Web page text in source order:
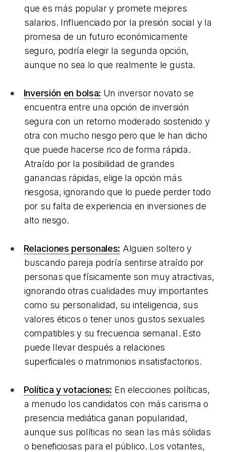
que es más popular y promete mejores
salarios. Influenciado por la presión social y la
promesa de un futuro económicamente
seguro, podría elegir la segunda opción,
aunque no sea lo que realmente le gusta.
Inversión en bolsa: Un inversor novato se
encuentra entre una opción de inversión
segura con un retorno moderado sostenido y
otra con mucho riesgo pero que le han dicho
que puede hacerse rico de forma rápida.
Atraído por la posibilidad de grandes
ganancias rápidas, elige la opción más
riesgosa, ignorando que lo puede perder todo
por su falta de experiencia en inversiones de
alto riesgo.
Relaciones personales: Alguien soltero y
buscando pareja podría sentirse atraído por
personas que físicamente son muy atractivas,
ignorando otras cualidades muy importantes
como su personalidad, su inteligencia, sus
valores éticos o tener unos gustos sexuales
compatibles y su frecuencia semanal. Esto
puede llevar después a relaciones
superficiales o matrimonios insatisfactorios.
Política y votaciones: En elecciones políticas,
a menudo los candidatos con más carisma o
presencia mediática ganan popularidad,
aunque sus políticas no sean las más sólidas
o beneficiosas para el público. Los votantes,